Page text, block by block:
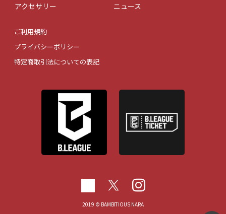
アクセサリー
ニュース
ご利用規約
プライバシーポリシー
特定商取引法についての表記
2019 © BAMBITIOUS NARA